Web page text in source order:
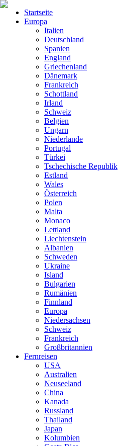
Startseite
Europa
Italien
Deutschland
Spanien
England
Griechenland
Dänemark
Frankreich
Schottland
Irland
Schweiz
Belgien
Ungarn
Niederlande
Portugal
Türkei
Tschechische Republik
Estland
Wales
Österreich
Polen
Malta
Monaco
Lettland
Liechtenstein
Albanien
Schweden
Ukraine
Island
Bulgarien
Rumänien
Finnland
Europa
Niedersachsen
Schweiz
Frankreich
Großbritannien
Fernreisen
USA
Australien
Neuseeland
China
Kanada
Russland
Thailand
Japan
Kolumbien